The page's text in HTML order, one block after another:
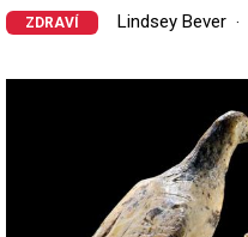
ZDRAVÍ Lindsey Bever